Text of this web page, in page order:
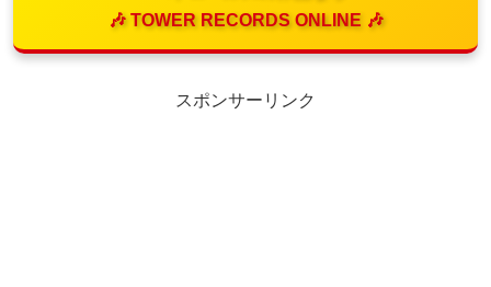
🎶 TOWER RECORDS ONLINE 🎶
スポンサーリンク